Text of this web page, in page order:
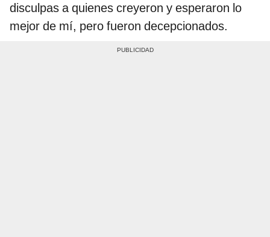
disculpas a quienes creyeron y esperaron lo
mejor de mí, pero fueron decepcionados.